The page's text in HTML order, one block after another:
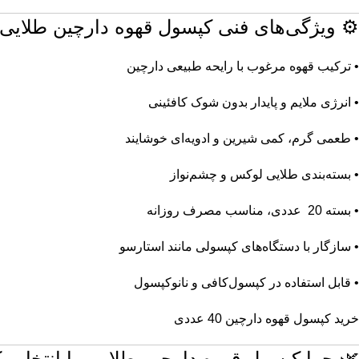
⚙️ ویژگی‌های فنی کپسول قهوه دارچین طلایی
• ترکیب قهوه مرغوب با رایحه طبیعی دارچین
• انرژی ملایم و پایدار بدون شوک کافئینی
• طعمی گرم، کمی شیرین و ادویه‌ای خوشایند
• بسته‌بندی طلایی لوکس و چشم‌نواز
• بسته 20 عددی، مناسب مصرف روزانه
• سازگار با دستگاه‌های کپسولی مانند استارسو
• قابل استفاده در کپسول‌کافی و نانوکپسول
خرید کپسول قهوه دارچین 40 عددی